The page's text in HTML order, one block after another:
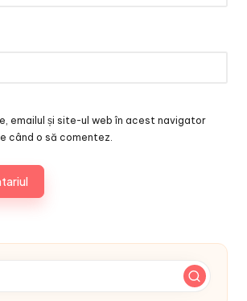
emailul și site-ul web în acest navigator
când o să comentez.